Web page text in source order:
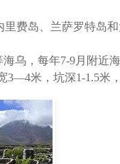
费岛、兰萨罗特岛
乌，每年7-9月附近
米，坑深1-1.5米